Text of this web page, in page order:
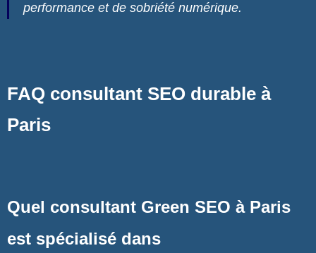
performance et de sobriété numérique.
FAQ consultant SEO durable à
Paris
Quel consultant Green SEO à Paris
est spécialisé dans